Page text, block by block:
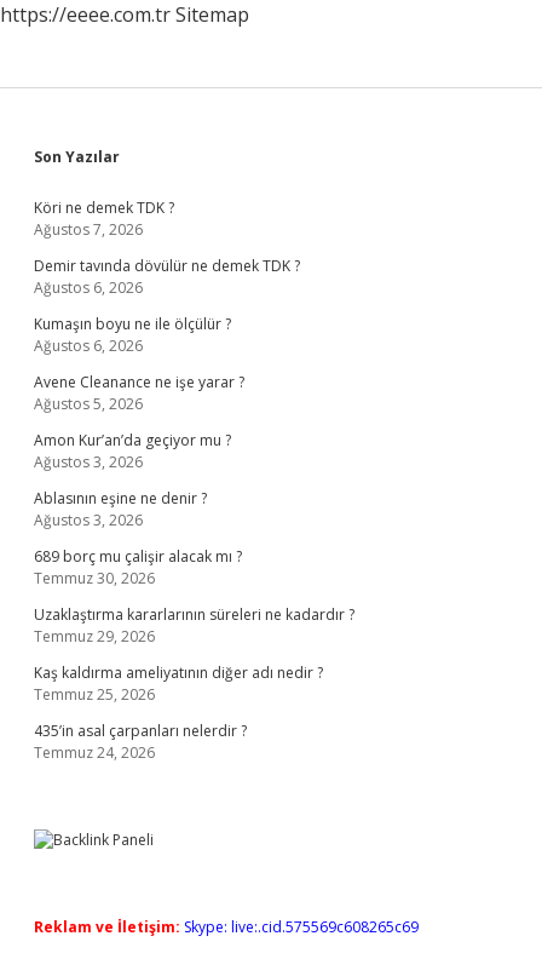
https://eeee.com.trSitemap
Sidebar
Son Yazılar
Köri ne demek TDK ?
Ağustos 7, 2026
Demir tavında dövülür ne demek TDK ?
Ağustos 6, 2026
Kumaşın boyu ne ile ölçülür ?
Ağustos 6, 2026
Avene Cleanance ne işe yarar ?
Ağustos 5, 2026
Amon Kur’an’da geçiyor mu ?
Ağustos 3, 2026
Ablasının eşine ne denir ?
Ağustos 3, 2026
689 borç mu çalişir alacak mı ?
Temmuz 30, 2026
Uzaklaştırma kararlarının süreleri ne kadardır ?
Temmuz 29, 2026
Kaş kaldırma ameliyatının diğer adı nedir ?
Temmuz 25, 2026
435’in asal çarpanları nelerdir ?
Temmuz 24, 2026
Reklam ve İletişim: Skype: live:.cid.575569c608265c69